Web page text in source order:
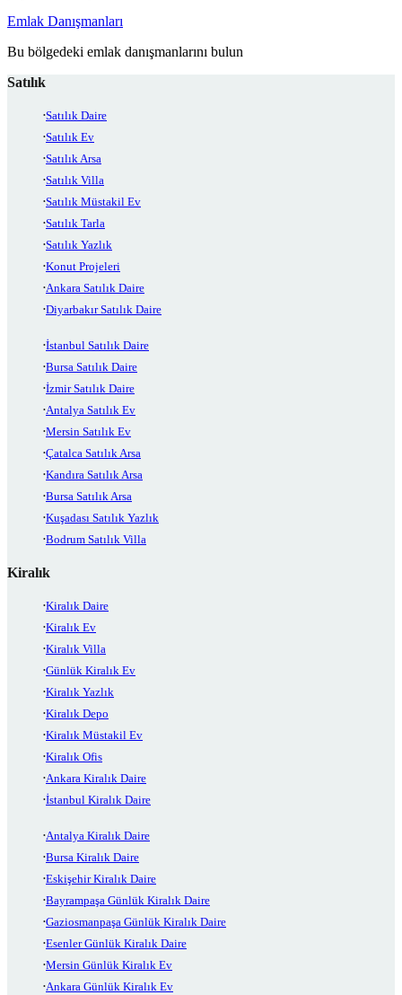
Emlak Danışmanları
Bu bölgedeki emlak danışmanlarını bulun
Satılık
Satılık Daire
Satılık Ev
Satılık Arsa
Satılık Villa
Satılık Müstakil Ev
Satılık Tarla
Satılık Yazlık
Konut Projeleri
Ankara Satılık Daire
Diyarbakır Satılık Daire
İstanbul Satılık Daire
Bursa Satılık Daire
İzmir Satılık Daire
Antalya Satılık Ev
Mersin Satılık Ev
Çatalca Satılık Arsa
Kandıra Satılık Arsa
Bursa Satılık Arsa
Kuşadası Satılık Yazlık
Bodrum Satılık Villa
Kiralık
Kiralık Daire
Kiralık Ev
Kiralık Villa
Günlük Kiralık Ev
Kiralık Yazlık
Kiralık Depo
Kiralık Müstakil Ev
Kiralık Ofis
Ankara Kiralık Daire
İstanbul Kiralık Daire
Antalya Kiralık Daire
Bursa Kiralık Daire
Eskişehir Kiralık Daire
Bayrampaşa Günlük Kiralık Daire
Gaziosmanpaşa Günlük Kiralık Daire
Esenler Günlük Kiralık Daire
Mersin Günlük Kiralık Ev
Ankara Günlük Kiralık Ev